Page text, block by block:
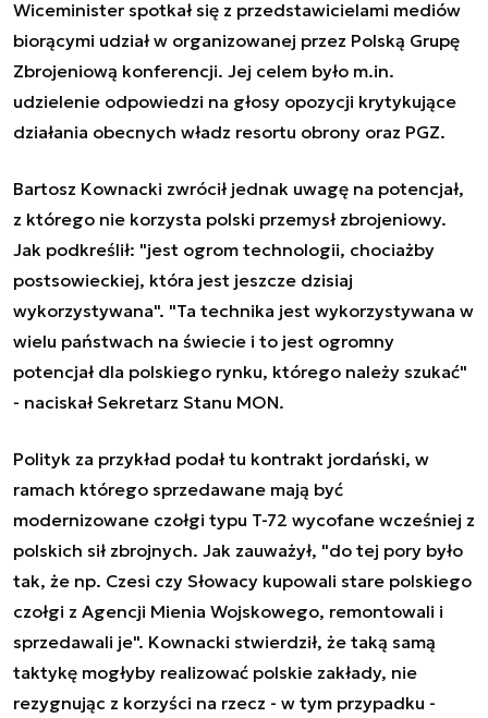
Wiceminister spotkał się z przedstawicielami mediów
biorącymi udział w organizowanej przez Polską Grupę
Zbrojeniową konferencji. Jej celem było m.in.
udzielenie odpowiedzi na głosy opozycji krytykujące
działania obecnych władz resortu obrony oraz PGZ.
Bartosz Kownacki zwrócił jednak uwagę na potencjał,
z którego nie korzysta polski przemysł zbrojeniowy.
Jak podkreślił: "jest ogrom technologii, chociażby
postsowieckiej, która jest jeszcze dzisiaj
wykorzystywana". "Ta technika jest wykorzystywana w
wielu państwach na świecie i to jest ogromny
potencjał dla polskiego rynku, którego należy szukać"
- naciskał Sekretarz Stanu MON.
Polityk za przykład podał tu kontrakt jordański, w
ramach którego sprzedawane mają być
modernizowane czołgi typu T-72 wycofane wcześniej z
polskich sił zbrojnych. Jak zauważył, "do tej pory było
tak, że np. Czesi czy Słowacy kupowali stare polskiego
czołgi z Agencji Mienia Wojskowego, remontowali i
sprzedawali je". Kownacki stwierdził, że taką samą
taktykę mogłyby realizować polskie zakłady, nie
rezygnując z korzyści na rzecz - w tym przypadku -